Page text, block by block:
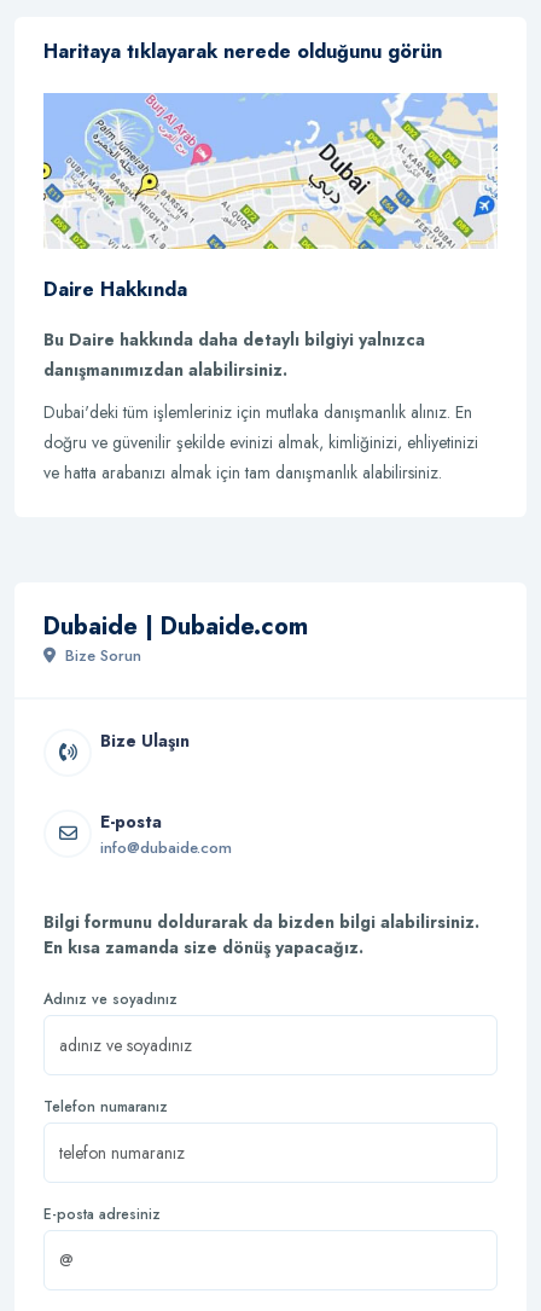
Haritaya tıklayarak nerede olduğunu görün
Daire Hakkında
Bu Daire hakkında daha detaylı bilgiyi yalnızca
danışmanımızdan alabilirsiniz.
Dubai'deki tüm işlemleriniz için mutlaka danışmanlık alınız. En
doğru ve güvenilir şekilde evinizi almak, kimliğinizi, ehliyetinizi
ve hatta arabanızı almak için tam danışmanlık alabilirsiniz.
Dubaide | Dubaide.com
Bize Sorun
Bize Ulaşın
E-posta
info@dubaide.com
Bilgi formunu doldurarak da bizden bilgi alabilirsiniz.
En kısa zamanda size dönüş yapacağız.
Adınız ve soyadınız
Telefon numaranız
E-posta adresiniz